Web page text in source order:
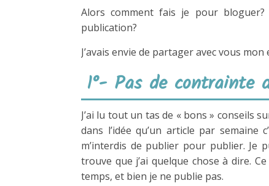
Alors comment fais je pour
publication?
J’avais envie de partager avec vous
1°- Pas de contrainte
J’ai lu tout un tas de « bons » conseils
dans l’idée qu’un article par
m’interdis de publier pour publier. Je
trouve que j’ai quelque chose à dire.
temps, et bien je ne publie pas.